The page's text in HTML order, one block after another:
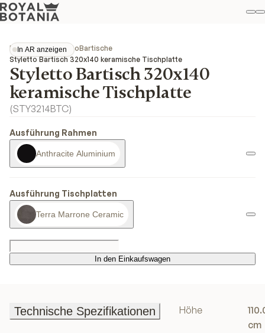
In AR anzeigen
In AR anzeigen
KollektionenStylettoBartische
Styletto Bartisch 320x140 keramische Tischplatte
Styletto Bartisch 320x140
keramische Tischplatte
(STY3214BTC)
Ausführung Rahmen
Anthracite Aluminium
Ausführung Tischplatten
Terra Marrone Ceramic
In den Einkaufswagen
In den Einkaufswagen
Technische Spezifikationen
Höhe
cm